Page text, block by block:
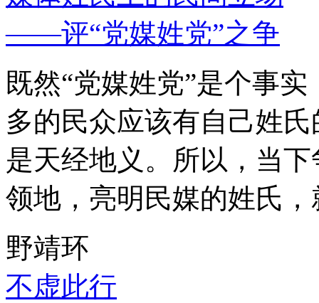
——评“党媒姓党”之争
既然“党媒姓党”是个事
多的民众应该有自己姓
是天经地义。所以，当
领地，亮明民媒的姓氏
野靖环
不虚此行